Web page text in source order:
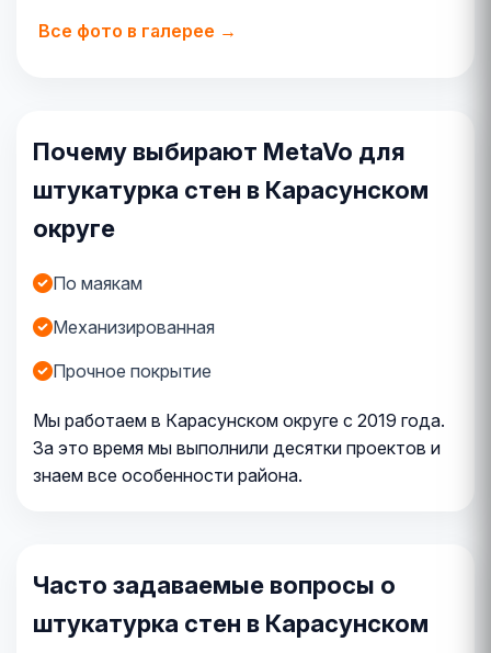
Все фото в галерее →
Почему выбирают MetaVo для
штукатурка стен в Карасунском
округе
По маякам
Механизированная
Прочное покрытие
Мы работаем в Карасунском округе с 2019 года.
За это время мы выполнили десятки проектов и
знаем все особенности района.
Часто задаваемые вопросы о
штукатурка стен в Карасунском